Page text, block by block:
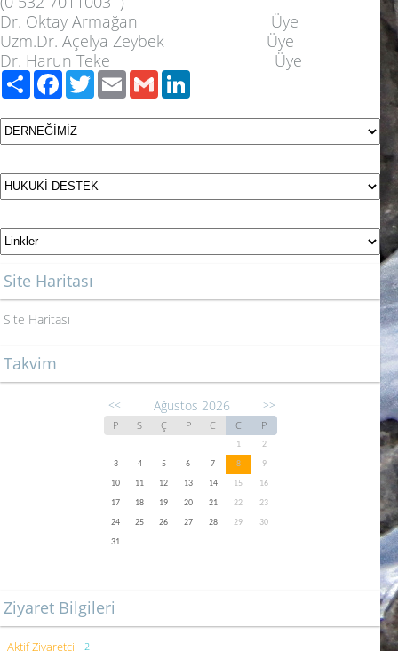
Dr. Oktay Armağan Üye
Uzm.Dr. Açelya Zeybek Üye
Dr. Harun Teke Üye
PaylaşFacebook
TwitterEmailGmail
Site Haritası
Site Haritası
Takvim
<< Ağustos 2026 >>
P S Ç P C C P
1
2
3
4 5 6 7 8
9
10
11 12 13 14 15
16
17
18 19 20 21 22
23
24
25 26 27 28 29
30
31
Ziyaret Bilgileri
Aktif Ziyaretçi 2